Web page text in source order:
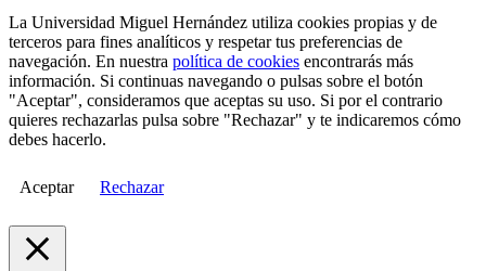
La Universidad Miguel Hernández utiliza cookies propias y de
terceros para fines analíticos y respetar tus preferencias de
navegación. En nuestra política de cookies encontrarás más
información. Si continuas navegando o pulsas sobre el botón
"Aceptar", consideramos que aceptas su uso. Si por el contrario
quieres rechazarlas pulsa sobre "Rechazar" y te indicaremos cómo
debes hacerlo.
Aceptar Rechazar